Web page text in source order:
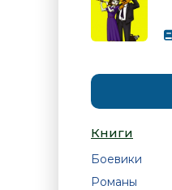
Книги
Боевики
Романы